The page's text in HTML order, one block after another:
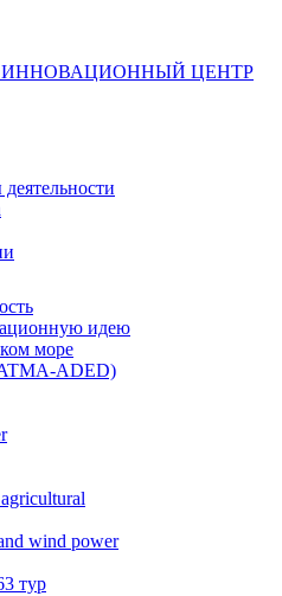
ЦЕНТР
идею
море
ADED)
wind power
тур